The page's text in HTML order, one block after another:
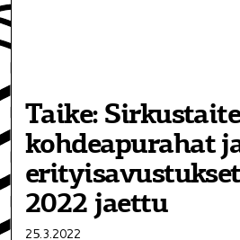
Taike:
kohdeapurahat
2022 jaettu
25.3.2022